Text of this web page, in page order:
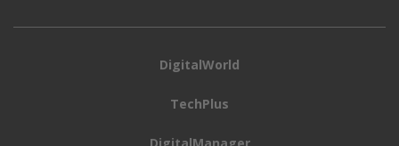
DigitalWorld
TechPlus